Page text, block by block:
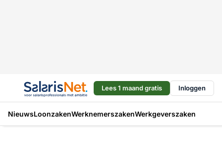
Lees 1 maand gratis Inloggen
NieuwsLoonzakenWerknemerszakenWerkgeverszaken